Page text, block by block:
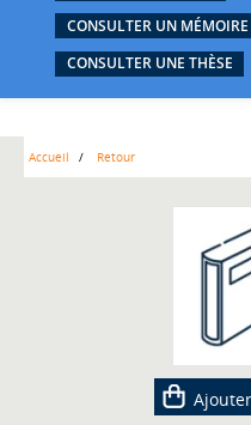
CONSULTER UN MÉMOIRE
CONSULTER UNE THÈSE
Accueil Retour